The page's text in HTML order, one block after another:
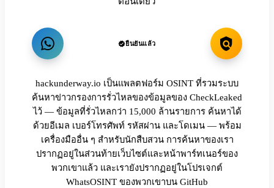
ยืนยันแล้ว
hackunderway.io เป็นแพลตฟอร์ม OSINT ที่รวมระบบ
ค้นหาข่าวกรองการรั่วไหลของข้อมูลของ CheckLeaked
ไว้ — ข้อมูลที่รั่วไหลกว่า 15,000 ล้านรายการ ค้นหาได้
ด้วยอีเมล เบอร์โทรศัพท์ รหัสผ่าน และโดเมน — พร้อม
เครื่องมืออื่น ๆ สำหรับนักสืบสวน การค้นหาของเรา
ปรากฏอยู่ในส่วนท้ายเว็บไซต์และหน้าพาร์ทเนอร์ของ
พวกเขาแล้ว และเรายังปรากฏอยู่ในโปรเจกต์
WhatsOSINT ของพวกเขาบน GitHub